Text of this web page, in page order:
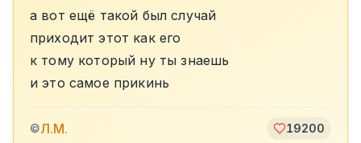
а вот ещё такой был случай
приходит этот как его
к тому который ну ты знаешь
и это самое прикинь
©Л.М. 19200